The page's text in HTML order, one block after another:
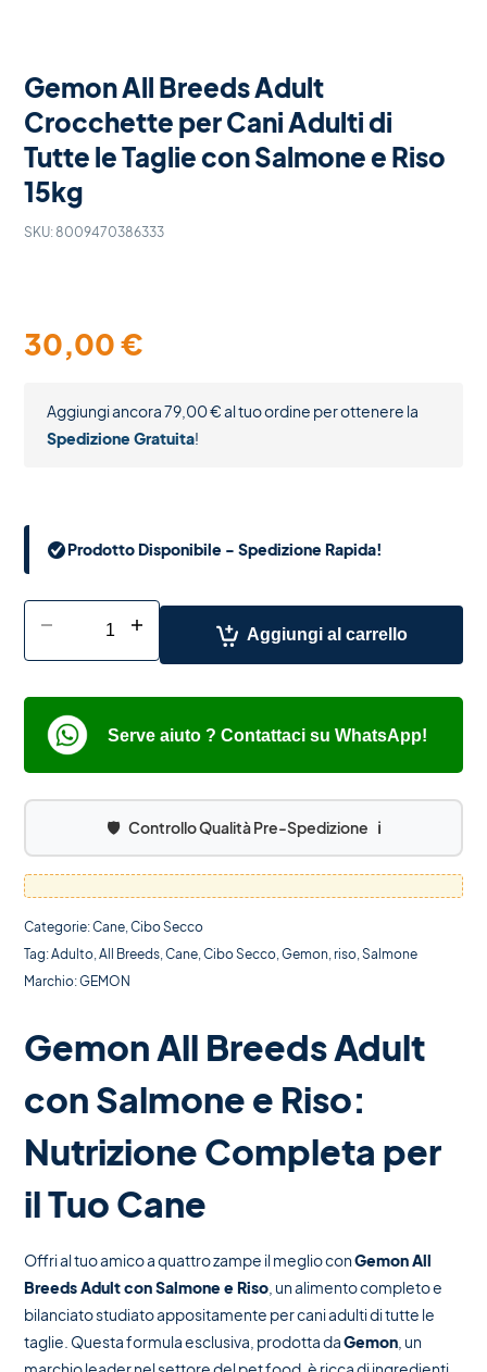
Gemon All Breeds Adult
Crocchette per Cani Adulti di
Tutte le Taglie con Salmone e Riso
15kg
SKU:8009470386333
30,00€
Aggiungi ancora79,00€al tuo ordine per ottenere la
Spedizione Gratuita!
Prodotto Disponibile - Spedizione Rapida!
- + Aggiungi al carrello
Serve aiuto ? Contattaci su WhatsApp!
🛡️ Controllo Qualità Pre-Spedizione ℹ️
Categorie:Cane,Cibo Secco
Tag:Adulto,All Breeds,Cane,Cibo Secco,Gemon, riso,Salmone
Marchio:GEMON
Gemon All Breeds Adult
con Salmone e Riso:
Nutrizione Completa per
il Tuo Cane
Offri al tuo amico a quattro zampe il meglio conGemon All
Breeds Adult con Salmone e Riso , un alimento completo e
bilanciato studiato appositamente per cani adulti di tutte le
taglie. Questa formula esclusiva, prodotta daGemon , un